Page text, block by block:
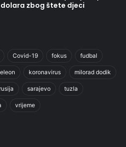
zbog štete djeci
Covid-19 fokus fudbal
koronavirus milorad dodik
rusija sarajevo tuzla
vrijeme